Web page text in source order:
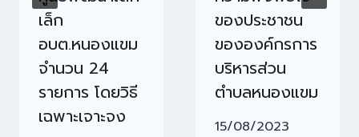
เล็ก
อบต.หนองแขม
จำนวน 24
รายการ โดยวิธี
เฉพาะเจาะจง
ของประชาชน
ขององค์กรการ
บริหารส่วน
ตำบลหนองแขม
15/08/2023